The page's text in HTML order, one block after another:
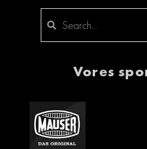
Vores